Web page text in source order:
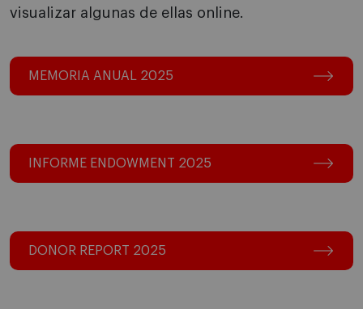
visualizar algunas de ellas online.
MEMORIA ANUAL 2025
INFORME ENDOWMENT 2025
DONOR REPORT 2025